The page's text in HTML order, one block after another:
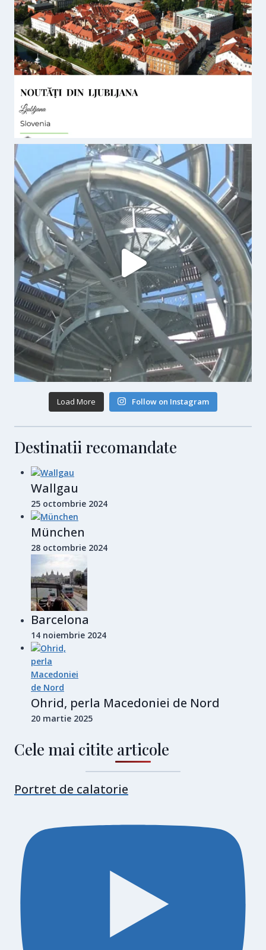
Load More Follow on Instagram
Destinatii recomandate
Wallgau
25 octombrie 2024
München
28 octombrie 2024
Barcelona
14 noiembrie 2024
Ohrid, perla Macedoniei de Nord
20 martie 2025
Cele mai citite articole
Portret de calatorie